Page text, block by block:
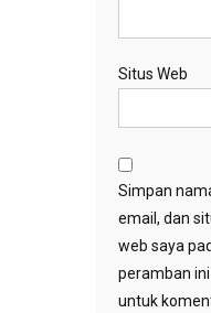
Situs Web
Simpan
email, dan
web saya
peramban ini
untuk